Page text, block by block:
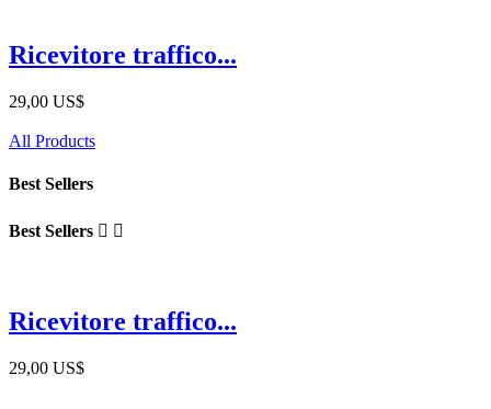
Ricevitore traffico...
29,00 US$
All Products
Best Sellers
Best Sellers  
Ricevitore traffico...
29,00 US$